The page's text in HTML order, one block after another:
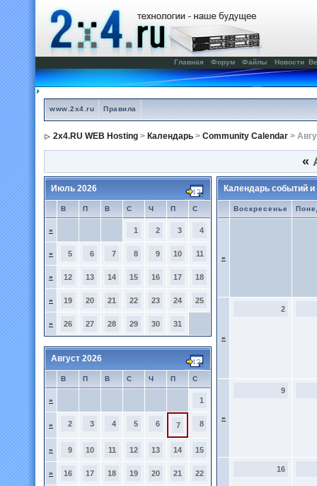
Главная Форум Файлы Новости
www.2x4.ru Правила
2x4.RU WEB Hosting > Календарь > Community Calendar >
«
Июль 2026
В П В С Ч П С
» 1 2 3 4
» 5 6 7 8 9 10 11
» 12 13 14 15 16 17 18
» 19 20 21 22 23 24 25
» 26 27 28 29 30 31
Август 2026
В П В С Ч П С
» 1
» 2 3 4 5 6 7 8
» 9 10 11 12 13 14 15
» 16 17 18 19 20 21 22
Календарь событий
Воскресенье
»
»
2
»
9
16